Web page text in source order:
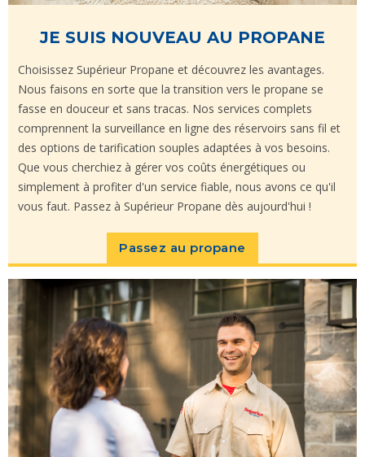
JE SUIS NOUVEAU AU PROPANE
Choisissez Supérieur Propane et découvrez les avantages.
Nous faisons en sorte que la transition vers le propane se
fasse en douceur et sans tracas. Nos services complets
comprennent la surveillance en ligne des réservoirs sans fil et
des options de tarification souples adaptées à vos besoins.
Que vous cherchiez à gérer vos coûts énergétiques ou
simplement à profiter d'un service fiable, nous avons ce qu'il
vous faut. Passez à Supérieur Propane dès aujourd'hui !
Passez au propane